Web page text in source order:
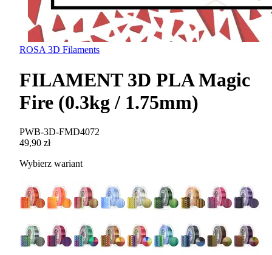
ROSA 3D Filaments
FILAMENT 3D PLA Magic
Fire (0.3kg / 1.75mm)
PWB-3D-FMD4072
49,90 zł
Wybierz wariant